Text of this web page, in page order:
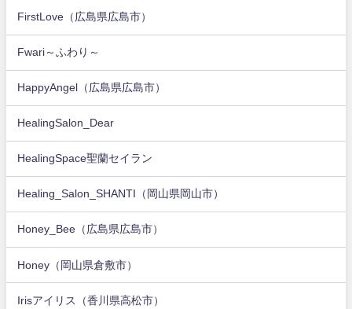
FirstLove（広島県広島市）
Fwari～ふわり～
HappyAngel（広島県広島市）
HealingSalon_Dear
HealingSpace聖蘭セイラン
Healing_Salon_SHANTI（岡山県岡山市）
Honey_Bee（広島県広島市）
Honey（岡山県倉敷市）
Irisアイリス（香川県高松市）